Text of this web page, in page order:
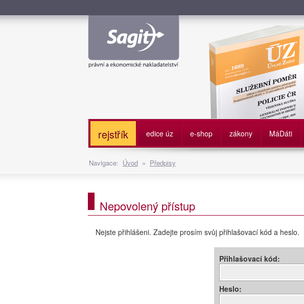
Služební poměr
rejstřík edice úz e-shop zákony MáDáti
Navigace: Úvod » Předpisy
Nepovolený přístup
Nejste přihlášeni. Zadejte prosím svůj přihlašovací kód a heslo.
Přihlašovací kód:
Heslo: